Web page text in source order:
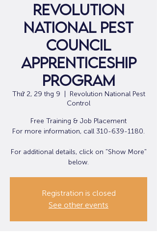
Revolution
National Pest
Council
Apprenticeship
Program
Thứ 2, 29 thg 9
Revolution National Pest
Control
Free Training & Job Placement
For more information, call 310-639-1180.
For additional details, click on "Show More"
below.
Registration is closed
See other events